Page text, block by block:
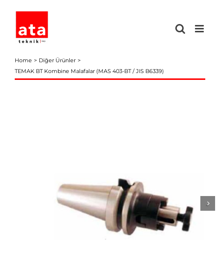
content
Home
Diğer Ürünler
TEMAK BT Kombine Malafalar (MAS 403-BT / JIS B6339)